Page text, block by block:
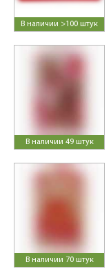
В наличии >100 штук
В наличии 49 штук
В наличии 70 штук